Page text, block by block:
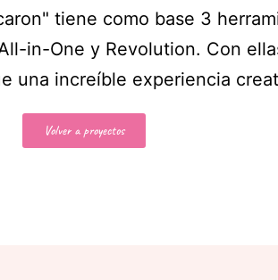
tiene como base 3
in-One y Revolution. Con
una increíble experiencia
Volver a proyectos